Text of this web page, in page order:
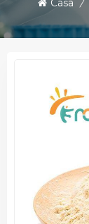
Casa /